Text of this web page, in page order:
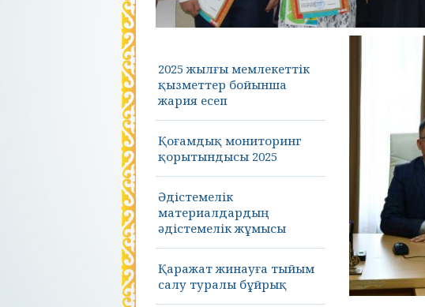
2025 жылғы мемлекеттік
қызметтер бойынша
жария есеп
Қоғамдық мониторинг
қорытындысы 2025
Әдістемелік
материалдардың
әдістемелік жұмысы
Қаражат жинауға тыйым
салу туралы бұйрық